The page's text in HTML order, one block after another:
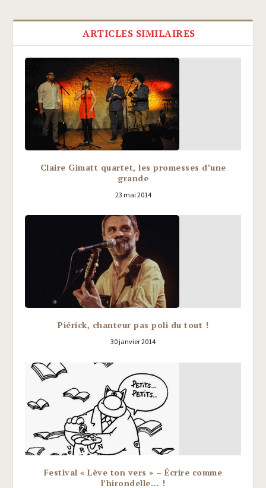
ARTICLES SIMILAIRES
Claire Gimatt quartet, les promesses d’une
grande
23 mai 2014
Piérick, chanteur pas poli du tout !
30 janvier 2014
Festival « Lève ton vers » – Écrire comme
l’hirondelle… !